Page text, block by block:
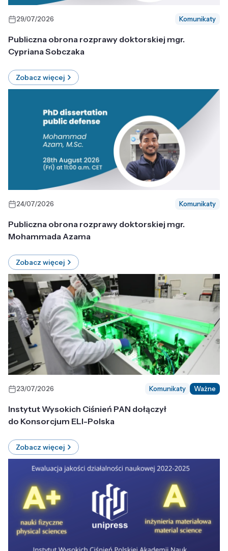
29/07/2026 Komunikaty
Publiczna obrona rozprawy doktorskiej mgr.
Cypriana Sobczaka
Zobacz więcej
24/07/2026 Komunikaty
Publiczna obrona rozprawy doktorskiej mgr.
Mohammada Azama
Zobacz więcej
23/07/2026 Komunikaty Ważne
Instytut Wysokich Ciśnień PAN dołączył
do Konsorcjum ELI-Polska
Zobacz więcej